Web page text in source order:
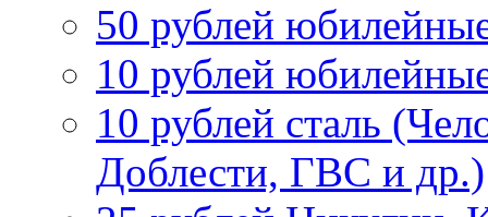
50 рублей
10 рублей
10 рублей сталь
Доблести, ГВС и др.)